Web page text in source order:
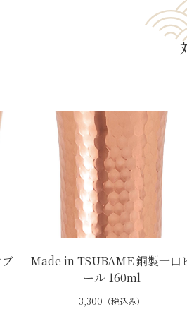
Made in TSUBAME 銅製一口
ール 160ml
3,300（税込み）